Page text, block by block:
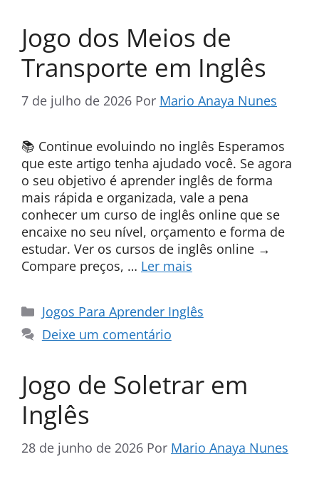
Jogo dos Meios de
Transporte em Inglês
7 de julho de 2026 Por Mario Anaya Nunes
📚 Continue evoluindo no inglês Esperamos
que este artigo tenha ajudado você. Se agora
o seu objetivo é aprender inglês de forma
mais rápida e organizada, vale a pena
conhecer um curso de inglês online que se
encaixe no seu nível, orçamento e forma de
estudar. Ver os cursos de inglês online →
Compare preços, … Ler mais
Categorias
Jogos Para Aprender Inglês
Deixe um comentário
Jogo de Soletrar em
Inglês
28 de junho de 2026 Por Mario Anaya Nunes